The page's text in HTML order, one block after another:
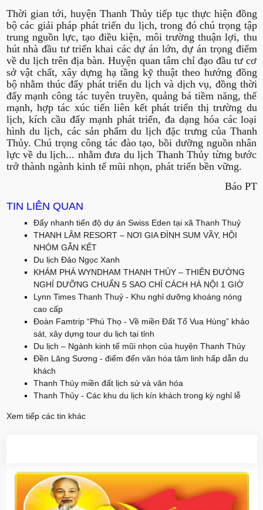
Thời gian tới, huyện Thanh Thủy tiếp tục thực hiện đồng
bộ các giải pháp phát triển du lịch, trong đó chú trọng tập
trung nguồn lực, tạo điều kiện, môi trường thuận lợi, thu
hút nhà đầu tư triển khai các dự án lớn, dự án trọng điểm
về du lịch trên địa bàn. Huyện quan tâm chỉ đạo đầu tư cơ
sở vật chất, xây dựng hạ tầng kỹ thuật theo hướng đồng
bộ nhằm thúc đẩy phát triển du lịch và dịch vụ, đồng thời
đẩy mạnh công tác tuyên truyền, quảng bá tiềm năng, thế
mạnh, hợp tác xúc tiến liên kết phát triển thị trường du
lịch, kích cầu đẩy mạnh phát triển, đa dạng hóa các loại
hình du lịch, các sản phẩm du lịch đặc trưng của Thanh
Thủy. Chú trọng công tác đào tạo, bồi dưỡng nguồn nhân
lực về du lịch... nhằm đưa du lịch Thanh Thủy từng bước
trở thành ngành kinh tế mũi nhọn, phát triển bền vững.
Báo PT
TIN LIÊN QUAN
Đẩy nhanh tiến độ dự án Swiss Eden tại xã Thanh Thuỷ
THANH LÂM RESORT – NƠI GIA ĐÌNH SUM VẦY, HỘI
NHÓM GẮN KẾT
Du lịch Đảo Ngọc Xanh
KHÁM PHÁ WYNDHAM THANH THỦY – THIÊN ĐƯỜNG
NGHỈ DƯỠNG CHUẨN 5 SAO CHỈ CÁCH HÀ NỘI 1 GIỜ
Lynn Times Thanh Thuỷ - Khu nghỉ dưỡng khoáng nóng
cao cấp
Đoàn Famtrip “Phú Thọ - Về miền Đất Tổ Vua Hùng” khảo
sát, xây dựng tour du lịch tại tỉnh
Du lịch – Ngành kinh tế mũi nhọn của huyện Thanh Thủy
Đền Lăng Sương - điểm đến văn hóa tâm linh hấp dẫn du
khách
Thanh Thủy miền đất lịch sử và văn hóa
Thanh Thủy - Các khu du lịch kín khách trong kỳ nghỉ lễ
Xem tiếp các tin khác